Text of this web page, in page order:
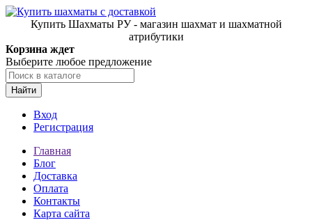
Купить Шахматы РУ - магазин шахмат и шахматной
атрибутики
Корзина ждет
Выберите любое предложение
Найти
Вход
Регистрация
Главная
Блог
Доставка
Оплата
Контакты
Карта сайта